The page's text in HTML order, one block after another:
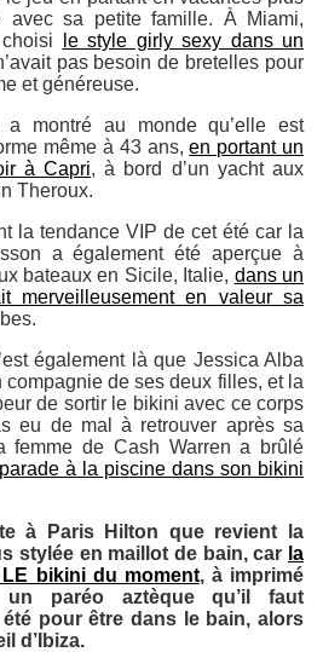
sa petite famille. À Miami,
le style girly sexy dans un
pas besoin de bretelles pour
et généreuse.
a montré au monde qu’elle est
même à 43 ans,en portant un
à Capri, à bord d’un yacht aux
Theroux.
la tendance VIP de cet été car la
a également été aperçue à
bateaux en Sicile, Italie, dans un
merveilleusement en valeur sa
également là que Jessica Alba
de ses deux filles, et la
de sortir le bikini avec ce corps
eu de mal à retrouver après sa
femme de Cash Warren a brûlé
parade à la piscine dans son bikini
à Paris Hilton que revient la
stylée en maillot de bain, car la
bikini du moment, à imprimé
paréo aztèque qu’il faut
pour être dans le bain, alors
d’Ibiza.